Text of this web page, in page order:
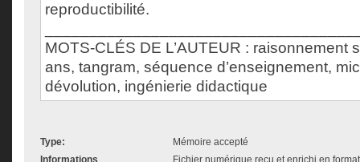
reproductibilité.
MOTS-CLÉS DE L’AUTEUR : raisonnement
ans, tangram, séquence d’enseignement,
dévolution, ingénierie didactique
Type:
Mémoire accepté
Informations
Fichier numérique reçu et enrichi en